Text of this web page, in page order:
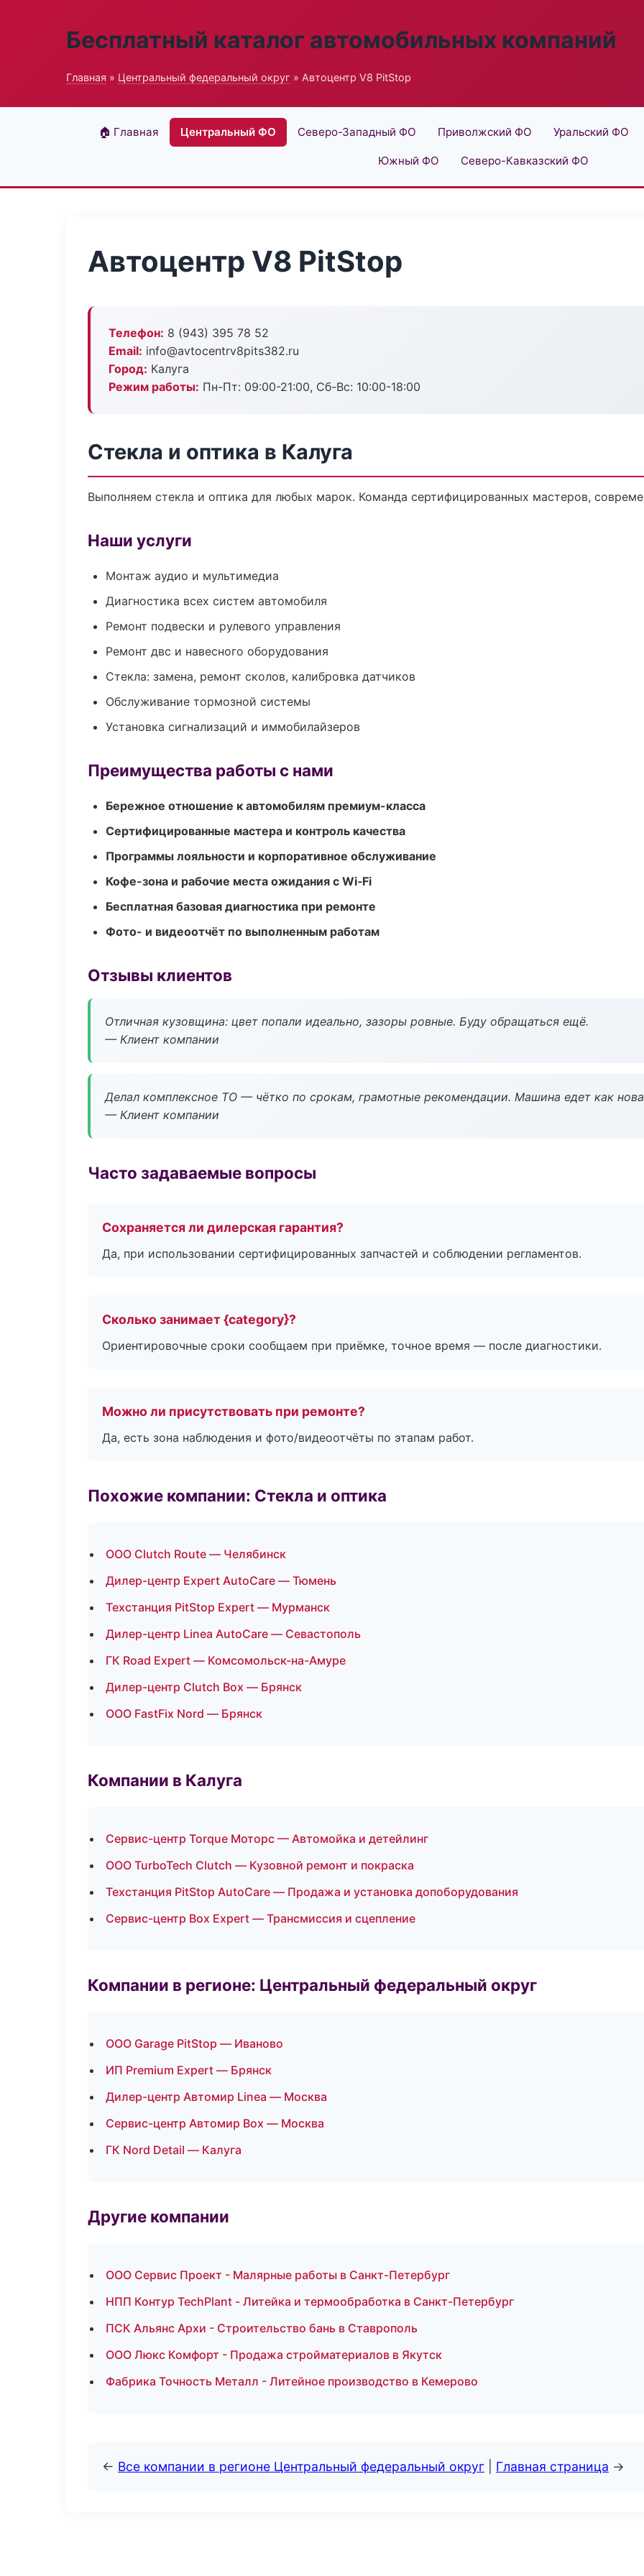
Бесплатный каталог автомобильных компаний
Главная » Центральный федеральный округ » Автоцентр V8 PitStop
🏠 Главная Центральный ФО Северо-Западный ФО Приволжский ФО Уральский ФО
Южный ФО Северо-Кавказский ФО
Автоцентр V8 PitStop
Телефон: 8 (943) 395 78 52
Email: info@avtocentrv8pits382.ru
Город: Калуга
Режим работы: Пн-Пт: 09:00-21:00, Сб-Вс: 10:00-18:00
Стекла и оптика в Калуга
Выполняем стекла и оптика для любых марок. Команда сертифицированных мастеров,
Наши услуги
Монтаж аудио и мультимедиа
Диагностика всех систем автомобиля
Ремонт подвески и рулевого управления
Ремонт двс и навесного оборудования
Стекла: замена, ремонт сколов, калибровка датчиков
Обслуживание тормозной системы
Установка сигнализаций и иммобилайзеров
Преимущества работы с нами
Бережное отношение к автомобилям премиум-класса
Сертифицированные мастера и контроль качества
Программы лояльности и корпоративное обслуживание
Кофе-зона и рабочие места ожидания с Wi‑Fi
Бесплатная базовая диагностика при ремонте
Фото- и видеоотчёт по выполненным работам
Отзывы клиентов
Отличная кузовщина: цвет попали идеально, зазоры ровные. Буду обращаться ещё.
— Клиент компании
Делал комплексное ТО — чётко по срокам, грамотные рекомендации. Машина едет как
— Клиент компании
Часто задаваемые вопросы
Сохраняется ли дилерская гарантия?
Да, при использовании сертифицированных запчастей и соблюдении регламентов.
Сколько занимает {category}?
Ориентировочные сроки сообщаем при приёмке, точное время — после диагностики.
Можно ли присутствовать при ремонте?
Да, есть зона наблюдения и фото/видеоотчёты по этапам работ.
Похожие компании: Стекла и оптика
ООО Clutch Route — Челябинск
Дилер-центр Expert AutoCare — Тюмень
Техстанция PitStop Expert — Мурманск
Дилер-центр Linea AutoCare — Севастополь
ГК Road Expert — Комсомольск-на-Амуре
Дилер-центр Clutch Box — Брянск
ООО FastFix Nord — Брянск
Компании в Калуга
Сервис-центр Torque Моторс — Автомойка и детейлинг
ООО TurboTech Clutch — Кузовной ремонт и покраска
Техстанция PitStop AutoCare — Продажа и установка допоборудования
Сервис-центр Box Expert — Трансмиссия и сцепление
Компании в регионе: Центральный федеральный округ
ООО Garage PitStop — Иваново
ИП Premium Expert — Брянск
Дилер-центр Автомир Linea — Москва
Сервис-центр Автомир Box — Москва
ГК Nord Detail — Калуга
Другие компании
ООО Сервис Проект - Малярные работы в Санкт-Петербург
НПП Контур TechPlant - Литейка и термообработка в Санкт-Петербург
ПСК Альянс Архи - Строительство бань в Ставрополь
ООО Люкс Комфорт - Продажа стройматериалов в Якутск
Фабрика Точность Металл - Литейное производство в Кемерово
← Все компании в регионе Центральный федеральный округ Главная страница →